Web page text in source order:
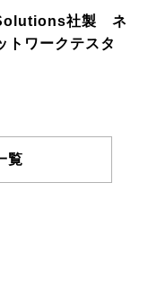
Solutions社製 ネ
トワークテスタ
覧